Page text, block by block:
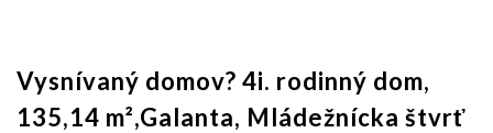
Vysnívaný domov? 4i. rodinný dom,
135,14 m²,Galanta, Mládežnícka štvrť